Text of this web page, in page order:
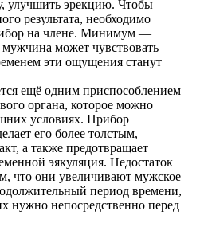
улучшить эрекцию. Чтобы
результата, необходимо
на члене. Минимум —
может чувствовать
эти ощущения станут
ещё одним приспособлением
органа, которое можно
условиях. Прибор
его более толстым,
а также предотвращает
эякуляция. Недостаток
что они увеличивают мужское
период времени,
нужно непосредственно перед